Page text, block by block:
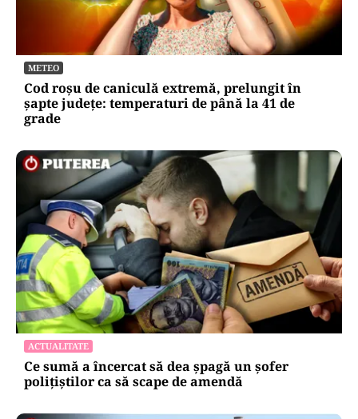
METEO
Cod roșu de caniculă extremă, prelungit în
șapte județe: temperaturi de până la 41 de
grade
ACTUALITATE
Ce sumă a încercat să dea șpagă un șofer
polițiștilor ca să scape de amendă